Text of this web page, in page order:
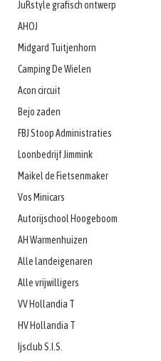
JuRstyle grafisch ontwerp
AHOJ
Midgard Tuitjenhorn
Camping De Wielen
Acon circuit
Bejo zaden
FBJ Stoop Administraties
Loonbedrijf Jimmink
Maikel de Fietsenmaker
Vos Minicars
Autorijschool Hoogeboom
AH Warmenhuizen
Alle landeigenaren
Alle vrijwilligers
VV Hollandia T
HV Hollandia T
Ijsclub S.I.S.